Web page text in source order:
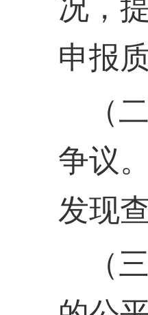
况，
申报
（
争议
发现
（